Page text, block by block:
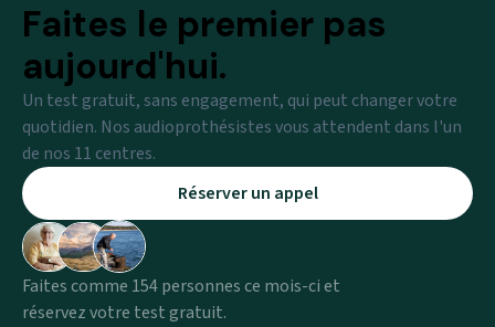
Faites le premier pas
aujourd'hui.
Un test gratuit, sans engagement, qui peut changer votre
quotidien. Nos audioprothésistes vous attendent dans l'un
de nos 11 centres.
Réserver un appel
Faites comme 154 personnes ce mois-ci et
réservez votre test gratuit.